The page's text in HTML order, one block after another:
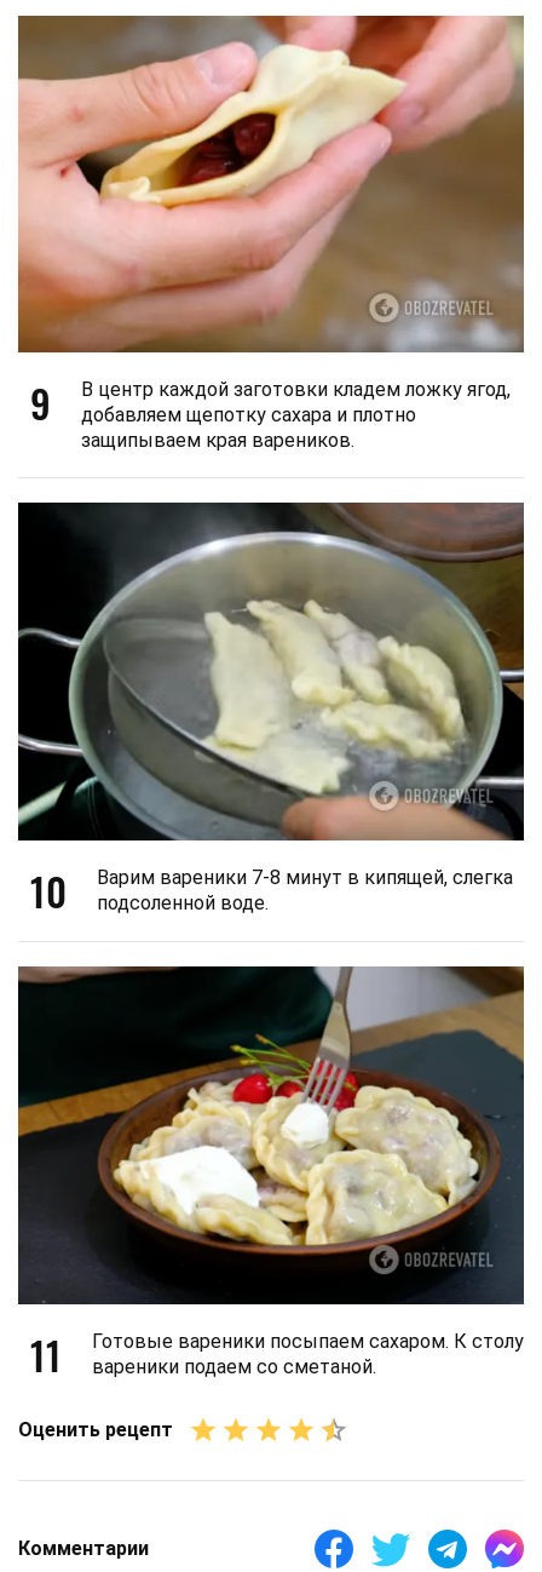
9
В центр каждой заготовки кладем ложку ягод,
добавляем щепотку сахара и плотно
защипываем края вареников.
10
Варим вареники 7-8 минут в кипящей, слегка
подсоленной воде.
11
Готовые вареники посыпаем сахаром. К столу
вареники подаем со сметаной.
Оценить рецепт
Комментарии